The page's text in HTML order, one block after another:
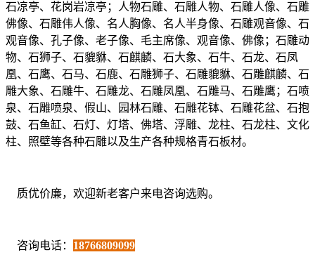
石凉亭、花岗岩凉亭；人物石雕、石雕人物、石雕人像、石雕
佛像、石雕伟人像、名人胸像、名人半身像、石雕观音像、石
观音像、孔子像、老子像、毛主席像、观音像、佛像；石雕动
物、石狮子、石貔貅、石麒麟、石大象、石牛、石龙、石凤
凰、石鹰、石马、石鹿、石雕狮子、石雕貔貅、石雕麒麟、石
雕大象、石雕牛、石雕龙、石雕凤凰、石雕马、石雕鹰；石喷
泉、石雕喷泉、假山、园林石雕、石雕花钵、石雕花盆、石抱
鼓、石鱼缸、石灯、灯塔、佛塔、浮雕、龙柱、石龙柱、文化
柱、照壁等各种石雕以及生产各种规格青石板材。
质优价廉，欢迎新老客户来电咨询选购。
咨询电话： 18766809099